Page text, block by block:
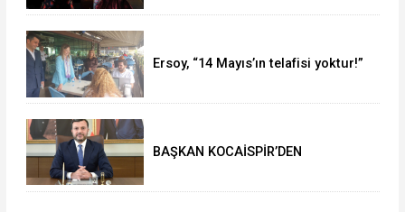
Ersoy, “14 Mayıs’ın telafisi yoktur!”
BAŞKAN KOCAİSPİR’DEN